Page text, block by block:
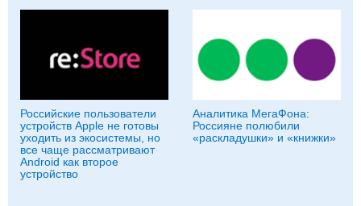
Российские пользователи
устройств Apple не готовы
уходить из экосистемы, но
все чаще рассматривают
Android как второе
устройство
Аналитика МегаФона:
Россияне полюбили
«раскладушки» и «книжки»